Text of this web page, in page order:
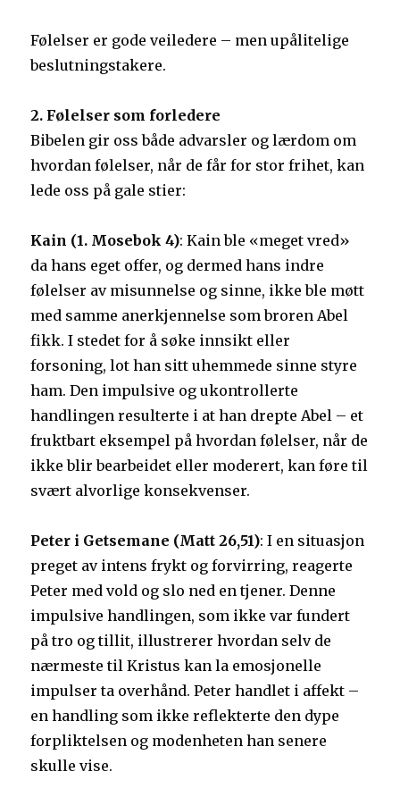
Følelser er gode veiledere – men upålitelige
beslutningstakere.
2. Følelser som forledere
Bibelen gir oss både advarsler og lærdom om
hvordan følelser, når de får for stor frihet, kan
lede oss på gale stier:
Kain (1. Mosebok 4): Kain ble «meget vred»
da hans eget offer, og dermed hans indre
følelser av misunnelse og sinne, ikke ble møtt
med samme anerkjennelse som broren Abel
fikk. I stedet for å søke innsikt eller
forsoning, lot han sitt uhemmede sinne styre
ham. Den impulsive og ukontrollerte
handlingen resulterte i at han drepte Abel – et
fruktbart eksempel på hvordan følelser, når de
ikke blir bearbeidet eller moderert, kan føre til
svært alvorlige konsekvenser.
Peter i Getsemane (Matt 26,51): I en situasjon
preget av intens frykt og forvirring, reagerte
Peter med vold og slo ned en tjener. Denne
impulsive handlingen, som ikke var fundert
på tro og tillit, illustrerer hvordan selv de
nærmeste til Kristus kan la emosjonelle
impulser ta overhånd. Peter handlet i affekt –
en handling som ikke reflekterte den dype
forpliktelsen og modenheten han senere
skulle vise.